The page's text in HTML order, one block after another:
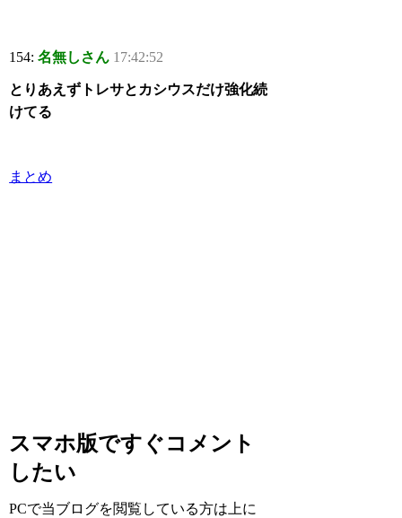
154:名無しさん 17:42:52
とりあえずトレサとカシウスだけ強化続
けてる
まとめ
スマホ版ですぐコメント
したい
PCで当ブログを閲覧している方は上に